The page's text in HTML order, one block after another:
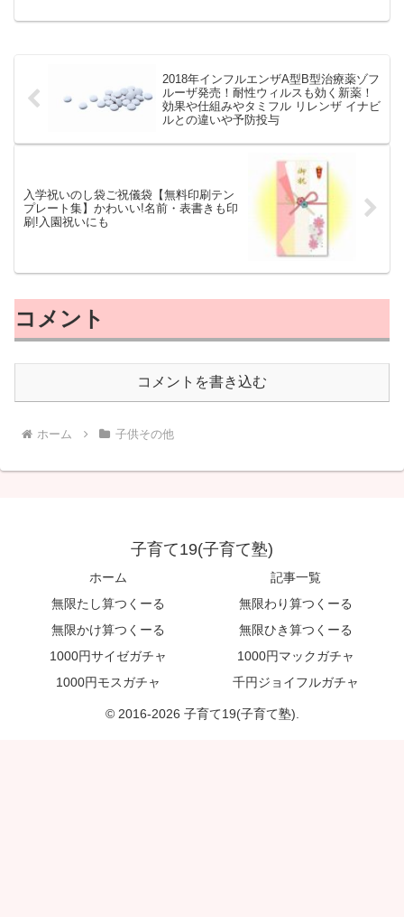
2018年インフルエンザA型B型治療薬ゾフ
ルーザ発売！耐性ウィルスも効く新薬！
効果や仕組みやタミフル リレンザ イナビ
ルとの違いや予防投与
入学祝いのし袋ご祝儀袋【無料印刷テン
プレート集】かわいい!名前・表書きも印
刷!入園祝いにも
コメント
コメントを書き込む
ホーム 子供その他
子育て19(子育て塾)
ホーム
記事一覧
無限たし算つくーる
無限わり算つくーる
無限かけ算つくーる
無限ひき算つくーる
1000円サイゼガチャ
1000円マックガチャ
1000円モスガチャ
千円ジョイフルガチャ
© 2016-2026 子育て19(子育て塾).